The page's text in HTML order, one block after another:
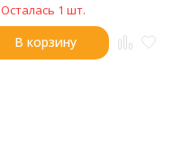
Осталась 1 шт.
В корзину